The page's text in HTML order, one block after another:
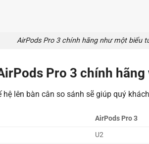
AirPods Pro 3 chính hãng như một biểu
Pro 3 chính
hệ lên bàn cân so sánh sẽ giúp quý
AirPods Pro 3
U2